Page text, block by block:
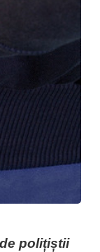
polițiștii